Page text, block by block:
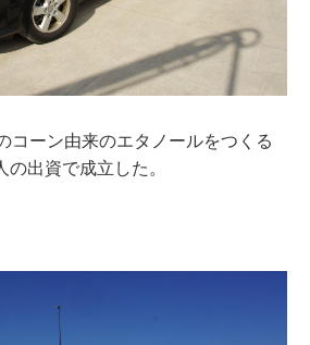
コーン由来のエタノールをつくる
出資で成立した。